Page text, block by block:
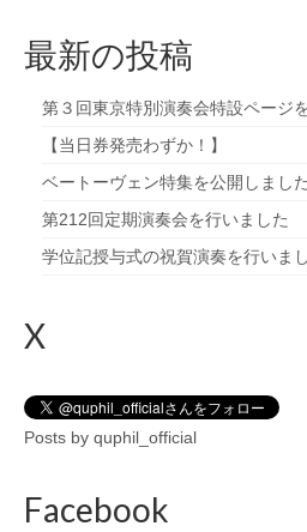
最新の投稿
第３回東京特別演奏会特設ページ
【当日券発売わずか！】
ベートーヴェン特集を公開しました
第212回定期演奏会を行いました
学位記授与式の祝賀演奏を行いま
X
Posts by quphil_official
Facebook